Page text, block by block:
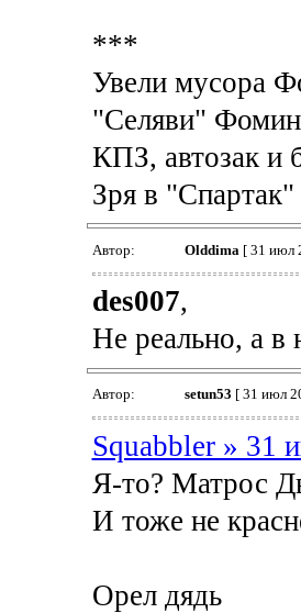
***
Увели мусора
"Селяви"
КПЗ, автозак и
Зря в
Автор: Olddima[ 31 июл
des007,
Не реально, а в
Автор: setun53 [ 31 июл
Squabbler » 31
Я-то? Матрос
И тоже не
Орел дядь